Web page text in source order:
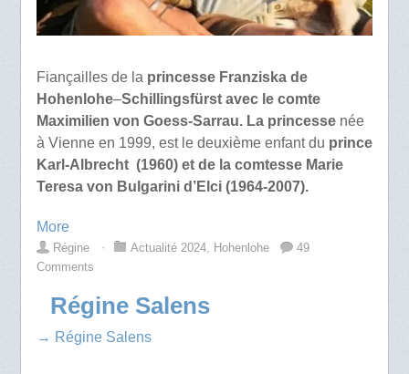
Fiançailles de la princesse Franziska de
Hohenlohe–Schillingsfürst avec le comte
Maximilien von Goess-Sarrau. La princesse née
à Vienne en 1999, est le deuxième enfant du prince
Karl-Albrecht (1960) et de la comtesse Marie
Teresa von Bulgarini d’Elci (1964-2007).
More
Régine ⋅ Actualité 2024, Hohenlohe
49
Comments
Régine Salens
→ Régine Salens